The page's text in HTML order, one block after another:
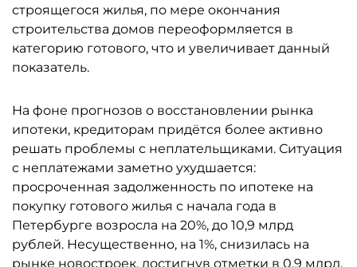
строящегося жилья, по мере окончания
строительства домов переоформляется в
категорию готового, что и увеличивает данный
показатель.
На фоне прогнозов о восстановлении рынка
ипотеки, кредиторам придётся более активно
решать проблемы с неплательщиками. Ситуация
с неплатежами заметно ухудшается:
просроченная задолженность по ипотеке на
покупку готового жилья с начала года в
Петербурге возросла на 20%, до 10,9 млрд
рублей. Несущественно, на 1%, снизилась на
рынке новостроек, достигнув отметки в 0,9 млрд.